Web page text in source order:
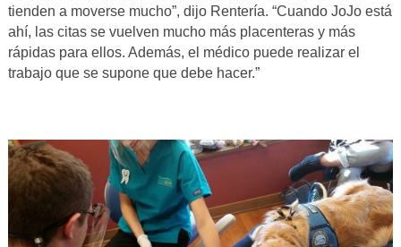
tienden a moverse mucho”, dijo Rentería. “Cuando JoJo está
ahí, las citas se vuelven mucho más placenteras y más
rápidas para ellos. Además, el médico puede realizar el
trabajo que se supone que debe hacer.”